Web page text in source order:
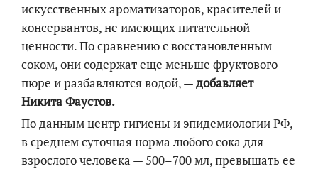
искусственных ароматизаторов, красителей и
консервантов, не имеющих питательной
ценности. По сравнению с восстановленным
соком, они содержат еще меньше фруктового
пюре и разбавляются водой, —добавляет
Никита Фаустов.
По данным центр гигиены и эпидемиологии РФ,
в среднем суточная норма любого сока для
взрослого человека — 500–700 мл, превышать ее